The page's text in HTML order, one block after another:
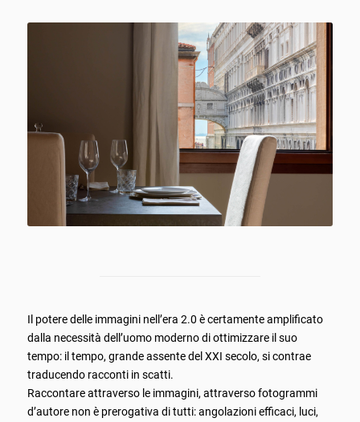
Il potere delle immagini nell’era 2.0 è certamente amplificato
dalla necessità dell’uomo moderno di ottimizzare il suo
tempo: il tempo, grande assente del XXI secolo, si contrae
traducendo racconti in scatti.
Raccontare attraverso le immagini, attraverso fotogrammi
d’autore non è prerogativa di tutti: angolazioni efficaci, luci,